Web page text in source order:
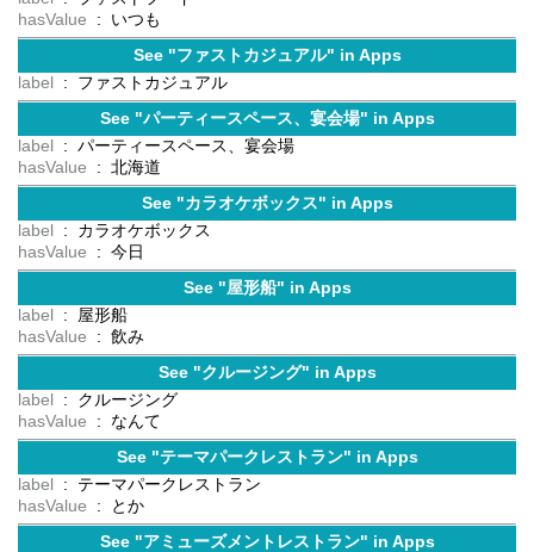
hasValue
: いつも
See "ファストカジュアル" in Apps
label
: ファストカジュアル
See "パーティースペース、宴会場" in Apps
label
: パーティースペース、宴会場
hasValue
: 北海道
See "カラオケボックス" in Apps
label
: カラオケボックス
hasValue
: 今日
See "屋形船" in Apps
label
: 屋形船
hasValue
: 飲み
See "クルージング" in Apps
label
: クルージング
hasValue
: なんて
See "テーマパークレストラン" in Apps
label
: テーマパークレストラン
hasValue
: とか
See "アミューズメントレストラン" in Apps